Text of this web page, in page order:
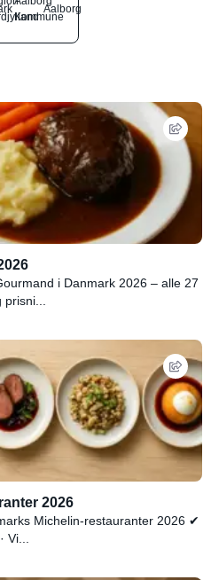
Kommune
Aalborg
i Danmark 2026 – alle 27
2026
Michelin-restauranter 2026 ✔